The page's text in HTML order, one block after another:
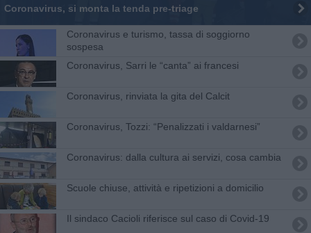
Coronavirus, si monta la tenda pre-triage
Coronavirus e turismo, tassa di soggiorno
sospesa
Coronavirus, Sarri le “canta” ai francesi
Coronavirus, rinviata la gita del Calcit
Coronavirus, Tozzi: “Penalizzati i valdarnesi”
Coronavirus: dalla cultura ai servizi, cosa cambia
Scuole chiuse, attività e ripetizioni a domicilio
Il sindaco Cacioli riferisce sul caso di Covid-19